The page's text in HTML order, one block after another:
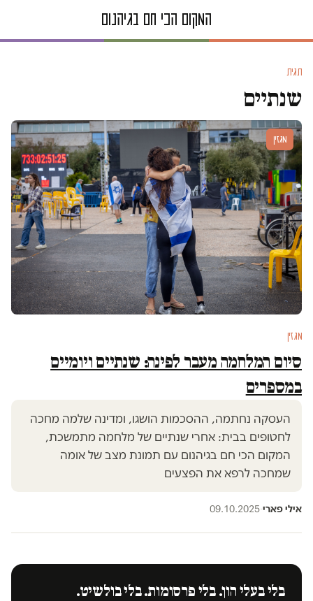
תגית
שנתיים
מגזין
מגזין
סיום המלחמה מעבר לפינה: שנתיים ויומיים
במספרים
העסקה נחתמה, ההסכמות הושגו, ומדינה שלמה מחכה
לחטופים בבית: אחרי שנתיים של מלחמה מתמשכת,
המקום הכי חם בגיהנום עם תמונת מצב של אומה
שמחכה לרפא את הפצעים
אילי פארי·
09.10.2025
בלי בעלי הון. בלי פרסומות. בלי בולשיט.